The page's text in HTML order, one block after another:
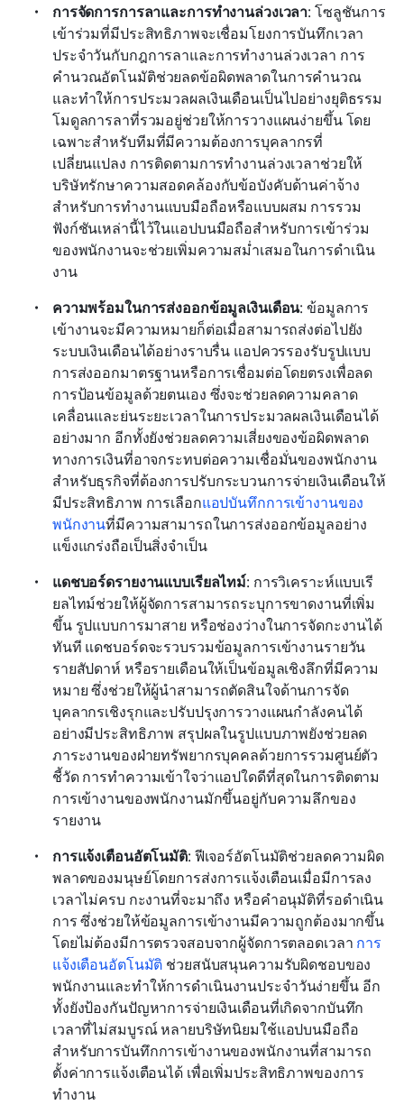
การจัดการการลาและการทำงานล่วงเวลา: โซลูชันการ
เข้าร่วมที่มีประสิทธิภาพจะเชื่อมโยงการบันทึกเวลา
ประจำวันกับกฎการลาและการทำงานล่วงเวลา การ
คำนวณอัตโนมัติช่วยลดข้อผิดพลาดในการคำนวณ
และทำให้การประมวลผลเงินเดือนเป็นไปอย่างยุติธรรม
โมดูลการลาที่รวมอยู่ช่วยให้การวางแผนง่ายขึ้น โดย
เฉพาะสำหรับทีมที่มีความต้องการบุคลากรที่
เปลี่ยนแปลง การติดตามการทำงานล่วงเวลาช่วยให้
บริษัทรักษาความสอดคล้องกับข้อบังคับด้านค่าจ้าง
สำหรับการทำงานแบบมือถือหรือแบบผสม การรวม
ฟังก์ชันเหล่านี้ไว้ในแอปบนมือถือสำหรับการเข้าร่วม
ของพนักงานจะช่วยเพิ่มความสม่ำเสมอในการดำเนิน
งาน
ความพร้อมในการส่งออกข้อมูลเงินเดือน: ข้อมูลการ
เข้างานจะมีความหมายก็ต่อเมื่อสามารถส่งต่อไปยัง
ระบบเงินเดือนได้อย่างราบรื่น แอปควรรองรับรูปแบบ
การส่งออกมาตรฐานหรือการเชื่อมต่อโดยตรงเพื่อลด
การป้อนข้อมูลด้วยตนเอง ซึ่งจะช่วยลดความคลาด
เคลื่อนและย่นระยะเวลาในการประมวลผลเงินเดือนได้
อย่างมาก อีกทั้งยังช่วยลดความเสี่ยงของข้อผิดพลาด
ทางการเงินที่อาจกระทบต่อความเชื่อมั่นของพนักงาน
สำหรับธุรกิจที่ต้องการปรับกระบวนการจ่ายเงินเดือนให้
มีประสิทธิภาพ การเลือกแอปบันทึกการเข้างานของ
พนักงานที่มีความสามารถในการส่งออกข้อมูลอย่าง
แข็งแกร่งถือเป็นสิ่งจำเป็น
แดชบอร์ดรายงานแบบเรียลไทม์: การวิเคราะห์แบบเรี
ยลไทม์ช่วยให้ผู้จัดการสามารถระบุการขาดงานที่เพิ่ม
ขึ้น รูปแบบการมาสาย หรือช่องว่างในการจัดกะงานได้
ทันที แดชบอร์ดจะรวบรวมข้อมูลการเข้างานรายวัน
รายสัปดาห์ หรือรายเดือนให้เป็นข้อมูลเชิงลึกที่มีความ
หมาย ซึ่งช่วยให้ผู้นำสามารถตัดสินใจด้านการจัด
บุคลากรเชิงรุกและปรับปรุงการวางแผนกำลังคนได้
อย่างมีประสิทธิภาพ สรุปผลในรูปแบบภาพยังช่วยลด
ภาระงานของฝ่ายทรัพยากรบุคคลด้วยการรวมศูนย์ตัว
ชี้วัด การทำความเข้าใจว่าแอปใดดีที่สุดในการติดตาม
การเข้างานของพนักงานมักขึ้นอยู่กับความลึกของ
รายงาน
การแจ้งเตือนอัตโนมัติ: ฟีเจอร์อัตโนมัติช่วยลดความผิด
พลาดของมนุษย์โดยการส่งการแจ้งเตือนเมื่อมีการลง
เวลาไม่ครบ กะงานที่จะมาถึง หรือคำอนุมัติที่รอดำเนิน
การ ซึ่งช่วยให้ข้อมูลการเข้างานมีความถูกต้องมากขึ้น
โดยไม่ต้องมีการตรวจสอบจากผู้จัดการตลอดเวลา การ
แจ้งเตือนอัตโนมัติ ช่วยสนับสนุนความรับผิดชอบของ
พนักงานและทำให้การดำเนินงานประจำวันง่ายขึ้น อีก
ทั้งยังป้องกันปัญหาการจ่ายเงินเดือนที่เกิดจากบันทึก
เวลาที่ไม่สมบูรณ์ หลายบริษัทนิยมใช้แอปบนมือถือ
สำหรับการบันทึกการเข้างานของพนักงานที่สามารถ
ตั้งค่าการแจ้งเตือนได้ เพื่อเพิ่มประสิทธิภาพของการ
ทำงาน